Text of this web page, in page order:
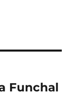
Funchal